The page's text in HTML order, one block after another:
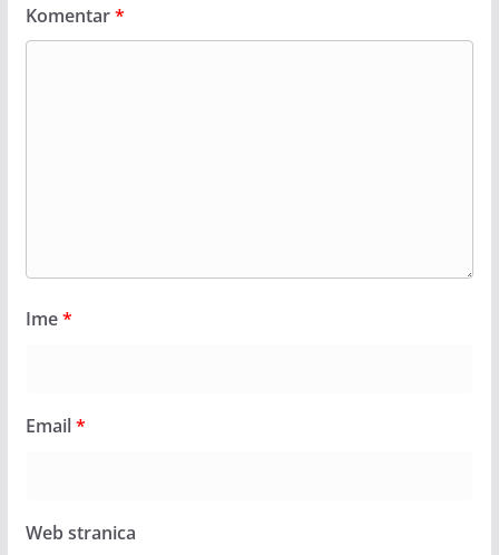
Komentar*
Ime*
Email*
Web stranica